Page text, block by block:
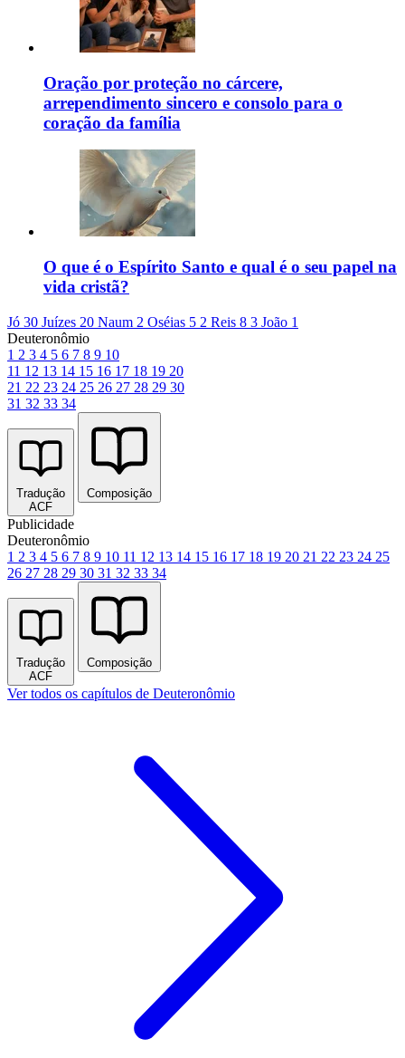
Oração por proteção no cárcere,
arrependimento sincero e consolo para o
coração da família
O que é o Espírito Santo e qual é o seu papel na
vida cristã?
Jó 30 Juízes 20 Naum 2 Oséias 5 2 Reis 8 3 João 1
Deuteronômio
1 2 3 4 5 6 7 8 9 10
11 12 13 14 15 16 17 18 19 20
21 22 23 24 25 26 27 28 29 30
31 32 33 34
Tradução
ACF
Composição
Publicidade
Deuteronômio
1 2 3 4 5 6 7 8 9 10 11 12 13 14 15 16 17 18 19 20 21 22 23 24 25
26 27 28 29 30 31 32 33 34
Tradução
ACF
Composição
Ver todos os capítulos de Deuteronômio